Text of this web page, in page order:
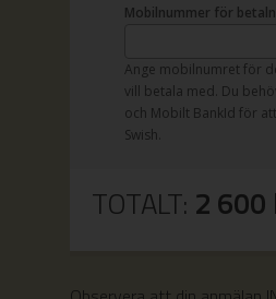
Mobilnummer för
Ange mobilnumret för
vill betala med. Du
och Mobilt BankId för
Swish.
TOTALT: 2 600